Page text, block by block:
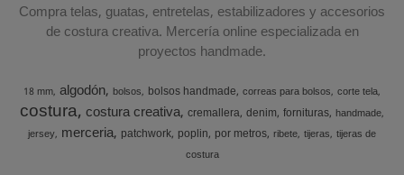
Compra telas, guatas, entretelas, estabilizadores y accesorios
de costura creativa. Mercería online especializada en
proyectos handmade.
18 mm algodón bolsos bolsos handmade correas para bolsos corte tela
costura costura creativa cremallera denim fornituras handmade
jersey merceria patchwork poplin por metros ribete tijeras tijeras de
costura